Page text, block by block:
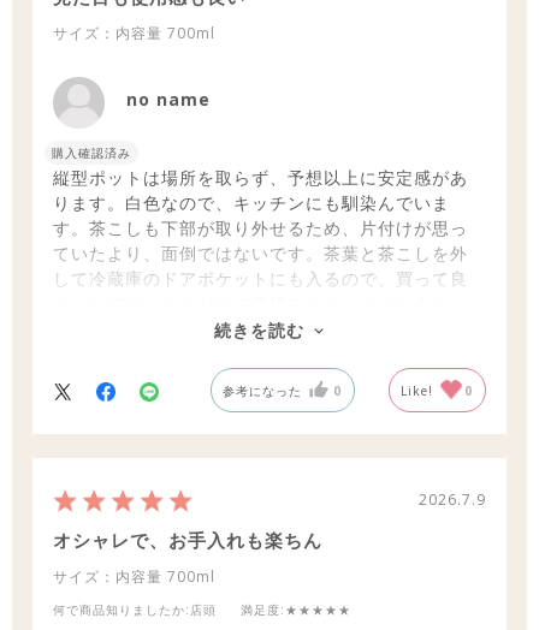
サイズ：内容量 700ml
no name
購入確認済み
縦型ポットは場所を取らず、予想以上に安定感があ
ります。白色なので、キッチンにも馴染んでいま
す。茶こしも下部が取り外せるため、片付けが思っ
ていたより、面倒ではないです。茶葉と茶こしを外
して冷蔵庫のドアポケットにも入るので、買って良
続きを読む
参考になった 0 Like! 0
2026.7.9
オシャレで、お手入れも楽ちん
サイズ：内容量 700ml
何で商品知りましたか:店頭 満足度:★★★★★